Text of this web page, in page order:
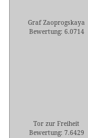
Graf Zaoprogskaya
Bewertung: 6.0714
Tor zur Freiheit
Bewertung: 7.6429